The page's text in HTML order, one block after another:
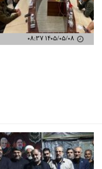
۱۴۰۵/۰۵/۰۸ ۰۸:۳۷